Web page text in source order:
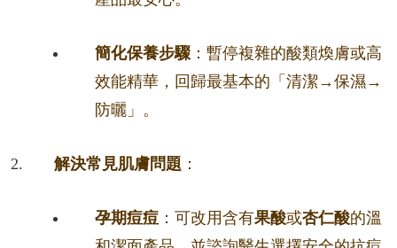
簡化保養步驟 ：暫停複雜的酸類煥膚或高
效能精華，回歸最基本的「清潔→保濕→
防曬」。
解決常見肌膚問題 ：
孕期痘痘 ：可改用含有果酸或杏仁酸的溫